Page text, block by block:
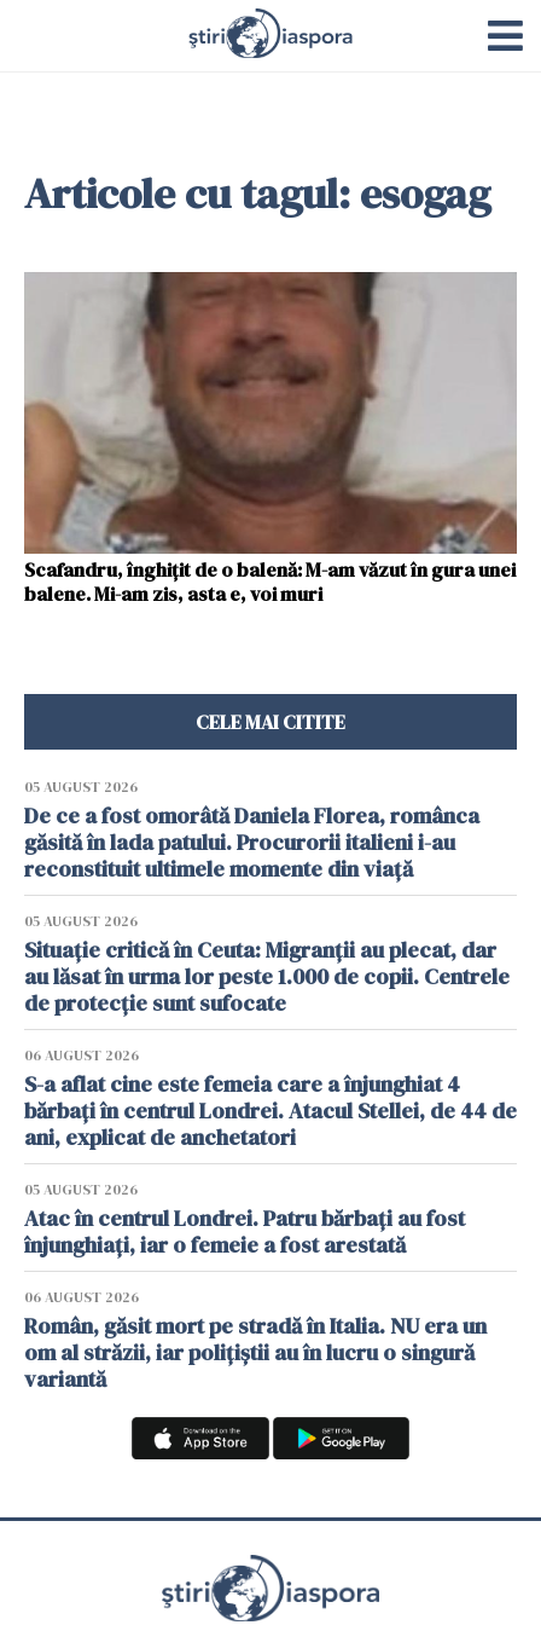
Articole cu tagul: esogag
Scafandru, înghițit de o balenă: M-am văzut în gura unei
balene. Mi-am zis, asta e, voi muri
CELE MAI CITITE
05 AUGUST 2026
De ce a fost omorâtă Daniela Florea, românca
găsită în lada patului. Procurorii italieni i-au
reconstituit ultimele momente din viață
05 AUGUST 2026
Situație critică în Ceuta: Migranții au plecat, dar
au lăsat în urma lor peste 1.000 de copii. Centrele
de protecție sunt sufocate
06 AUGUST 2026
S-a aflat cine este femeia care a înjunghiat 4
bărbați în centrul Londrei. Atacul Stellei, de 44 de
ani, explicat de anchetatori
05 AUGUST 2026
Atac în centrul Londrei. Patru bărbați au fost
înjunghiați, iar o femeie a fost arestată
06 AUGUST 2026
Român, găsit mort pe stradă în Italia. NU era un
om al străzii, iar polițiștii au în lucru o singură
variantă